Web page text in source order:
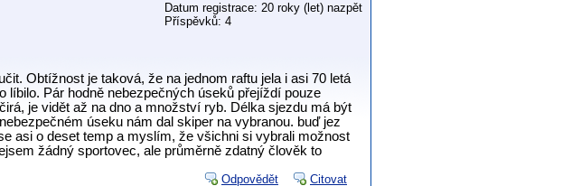
Datum registrace: 20 roky (let) nazpět
Příspěvků: 4
Obtížnost je taková, že na jednom raftu jela i asi 70 letá
líbilo. Pár hodně nebezpečných úseků přejíždí pouze
je vidět až na dno a množství ryb. Délka sjezdu má být
úseku nám dal skiper na vybranou. buď jez
asi o deset temp a myslím, že všichni si vybrali možnost
žádný sportovec, ale průměrně zdatný člověk to
Odpovědět Citovat